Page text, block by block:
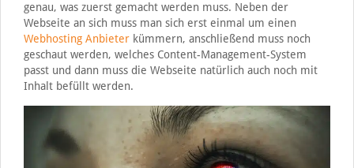
genau, was zuerst gemacht werden muss. Neben der
Webseite an sich muss man sich erst einmal um einen
Webhosting Anbieterkümmern, anschließend muss noch
geschaut werden, welches Content-Management-System
passt und dann muss die Webseite natürlich auch noch mit
Inhalt befüllt werden.